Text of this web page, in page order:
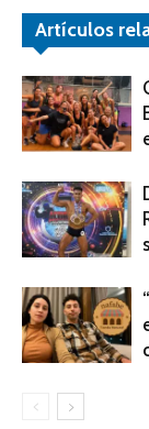
Artículos